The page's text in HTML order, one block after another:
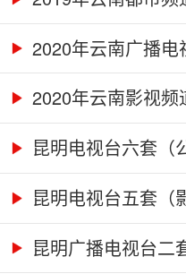
2020年云南广播电
2020年云南影视频
昆明电视台六套（
昆明电视台五套（
昆明广播电视台二